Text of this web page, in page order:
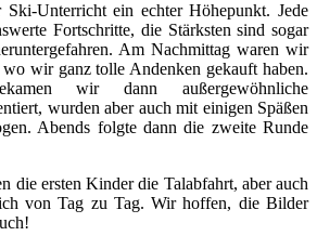
Unterricht ein echter Höhepunkt. Jede
Fortschritte, die Stärksten sind sogar
Am Nachmittag waren wir
wir ganz tolle Andenken gekauft haben.
wir dann außergewöhnliche
wurden aber auch mit einigen Späßen
Abends folgte dann die zweite Runde
die ersten Kinder die Talabfahrt, aber auch
von Tag zu Tag. Wir hoffen, die Bilder